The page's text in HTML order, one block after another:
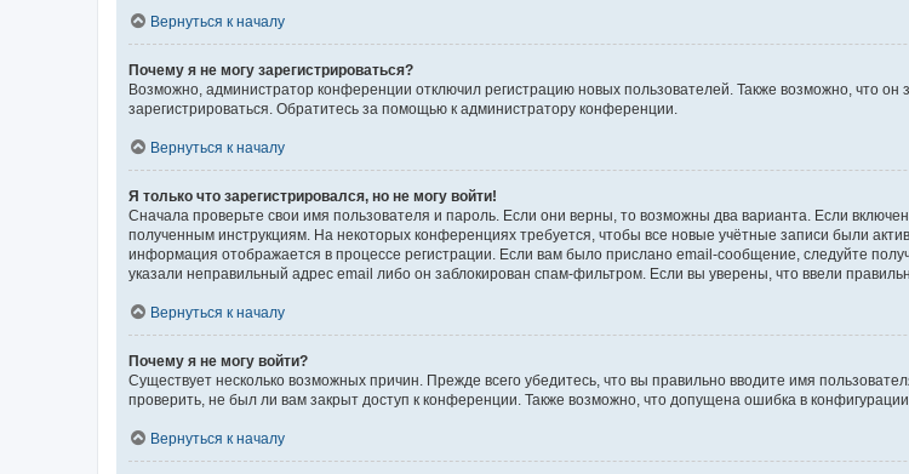
Вернуться к началу
Почему я не могу зарегистрироваться?
Возможно, администратор конференции отключил регистрацию новых пользователей. Также возможно, что
зарегистрироваться. Обратитесь за помощью к администратору конференции.
Вернуться к началу
Я только что зарегистрировался, но не могу войти!
Сначала проверьте свои имя пользователя и пароль. Если они верны, то возможны два варианта. Если
полученным инструкциям. На некоторых конференциях требуется, чтобы все новые учётные записи были
информация отображается в процессе регистрации. Если вам было прислано email-сообщение, следуйте
указали неправильный адрес email либо он заблокирован спам-фильтром. Если вы уверены, что ввели
Вернуться к началу
Почему я не могу войти?
Существует несколько возможных причин. Прежде всего убедитесь, что вы правильно вводите имя
проверить, не был ли вам закрыт доступ к конференции. Также возможно, что допущена ошибка в
Вернуться к началу